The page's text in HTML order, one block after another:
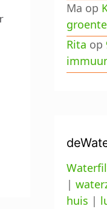
Ma op
Rita op
|
huis |